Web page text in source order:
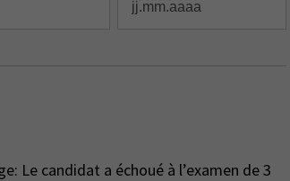
Le candidat a échoué à l’examen de 3